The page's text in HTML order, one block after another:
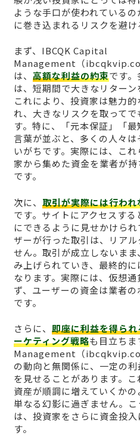
ような手口が使われている
に巻き込まれるリスクを避け
まず、IBCQK Capital
Management（
は、 高額な利益の約束です。
は、短期間で大きなリターン
これにより、投資家は魅力
れ、大きなリスクを取って
す。特に、「元本保証」「
言葉が並ぶと、多くの人々
いがちです。実際には、こ
家から集めた資金を業者が
です。
次に、 取引が実際には行われ
です。サイトにアクセスす
にできるように見せかけら
ザーが行った取引は、リア
せん。取引が成立しないま
み上げられていき、最終的
なります。実際には、仮想
ず、ユーザーの資金は業者
です。
さらに、 即座に利益を得ら
ーケティング戦略も目立ち
Management（
の動向と無関係に、一定の
を見せることがあります。
資産が順調に増えていくか
単なる幻影に過ぎません。
は、投資家をさらに資金投
す。